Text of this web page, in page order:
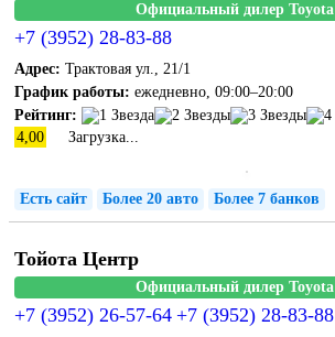
Официальный дилер Toyota
+7 (3952) 28-83-88
Адрес: Трактовая ул., 21/1
График работы: ежедневно, 09:00–20:00
Рейтинг:
4,00
Загрузка...
Есть сайт Более 20 авто Более 7 банков
Тойота Центр
Официальный дилер Toyota
+7 (3952) 26-57-64 +7 (3952) 28-83-88